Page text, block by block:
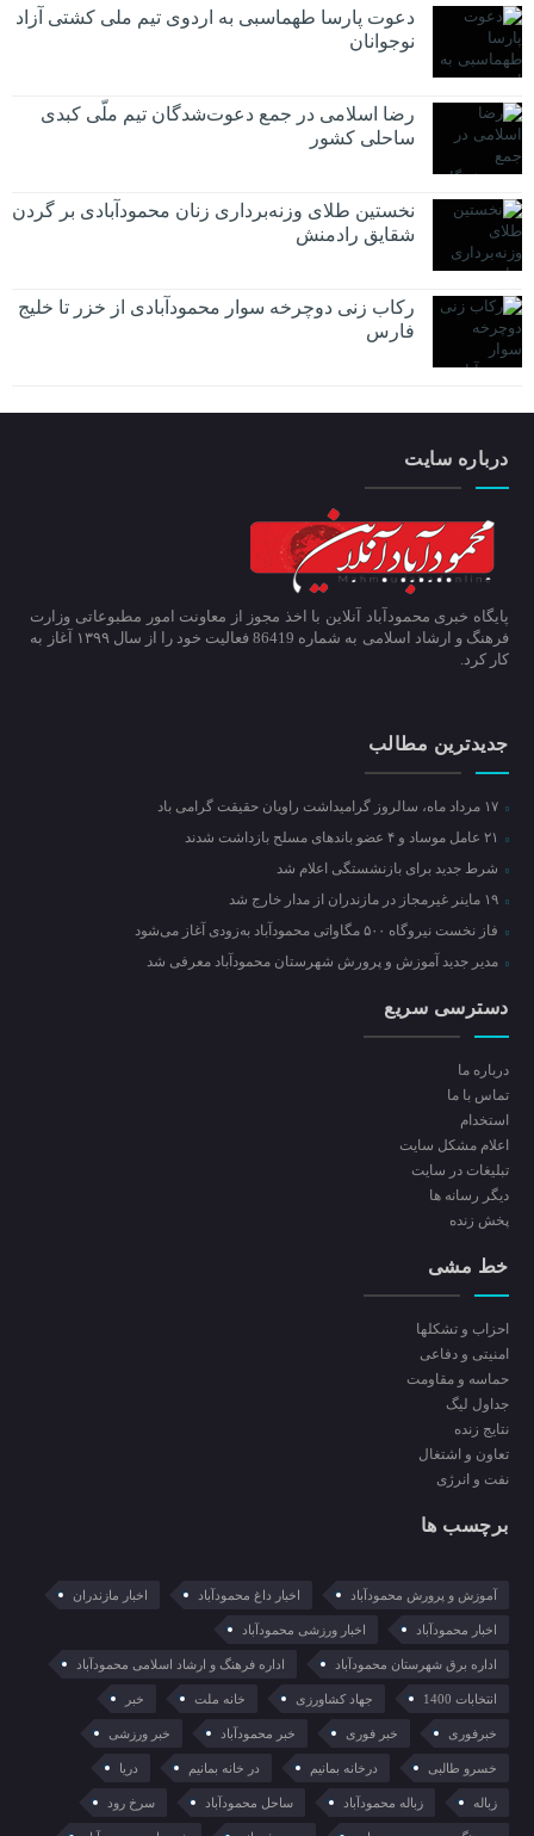
دعوت پارسا طهماسبی به اردوی تیم ملی کشتی آزاد
نوجوانان
رضا اسلامی در جمع دعوت‌شدگان تیم ملّی کبدی
ساحلی کشور
نخستین طلای وزنه‌برداری زنان محمودآبادی بر گردن
شقایق رادمنش
رکاب زنی دوچرخه سوار محمودآبادی از خزر تا خلیج
فارس
درباره سایت
پایگاه خبری محمودآباد آنلاین با اخذ مجوز از معاونت امور مطبوعاتی وزارت
فرهنگ و ارشاد اسلامی به شماره 86419 فعالیت خود را از سال ۱۳۹۹ آغاز به
کار کرد.
جدیدترین مطالب
۱۷ مرداد ماه، سالروز گرامیداشت راویان حقیقت گرامی باد
شرط جدید برای بازنشستگی اعلام شد
۱۹ ماینر غیرمجاز در مازندران از مدار خارج شد
فاز نخست نیروگاه ۵۰۰ مگاواتی محمودآباد به‌زودی آغاز می‌شود
مدیر جدید آموزش و پرورش شهرستان محمودآباد معرفی شد
دسترسی سریع
درباره ما
تماس با ما
استخدام
اعلام مشکل سایت
تبلیغات در سایت
ديگر رسانه ها
پخش زنده
خط مشی
احزاب و تشکلها
امنیتی و دفاعی
حماسه و مقاومت
جداول لیگ
نتایج زنده
تعاون و اشتغال
نفت و انرژی
برچسب ها
آموزش و پرورش محمودآباد اخبار داغ محمودآباد اخبار مازندران
اخبار محمودآباد اخبار ورزشی محمودآباد
اداره برق شهرستان محمودآباد اداره فرهنگ و ارشاد اسلامی محمودآباد
انتخابات 1400 جهاد کشاورزی خانه ملت خبر
خبرفوری خبر فوری خبر محمودآباد خبر ورزشی
خسرو طالبی درخانه بمانیم در خانه بمانیم دریا
زباله زباله محمودآباد ساحل محمودآباد سرخ رود